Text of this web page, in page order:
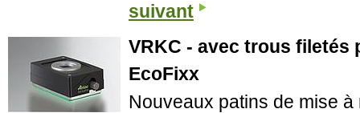
suivant
VRKC - avec trous filetés
EcoFixx
Nouveaux patins de mise